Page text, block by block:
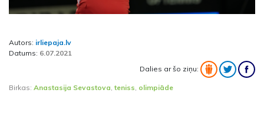
Autors: irliepaja.lv
Datums: 6.07.2021
Dalies ar šo ziņu:
Birkas: Anastasija Sevastova ,teniss olimpiāde